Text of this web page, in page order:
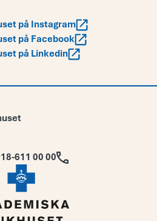
på Instagram
på Facebook
på Linkedin
611 00 00